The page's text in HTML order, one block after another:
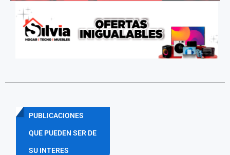
PUBLICACIONES
QUE PUEDEN SER DE
SU INTERES